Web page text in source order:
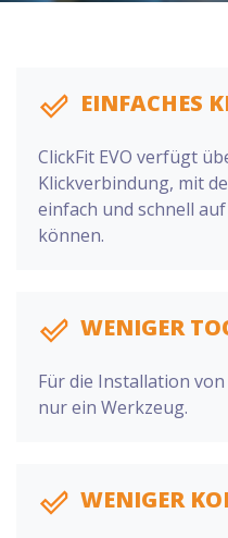
EINFACHES
ClickFit EVO verfügt
Klickverbindung, mit
einfach und schnell
können.
WENIGER
Für die Installation von
nur ein Werkzeug.
WENIGER